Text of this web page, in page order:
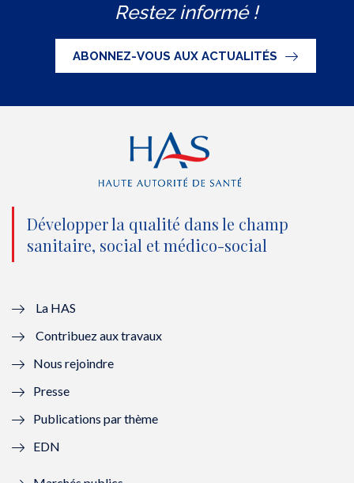
i
t
t
e
n
o
u
l
l
f
c
e
b
o
o
k
(
n
o
e
e
u
t
u
b
e
(
n
o
u
n
k
e
d
(
n
o
Restez informé !
ABONNEZ-VOUS AUX ACTUALITÉS
Développer la qualité dans le champ
sanitaire, social et médico-social
La HAS
Contribuez aux travaux
Nous rejoindre
Presse
Publications par thème
EDN